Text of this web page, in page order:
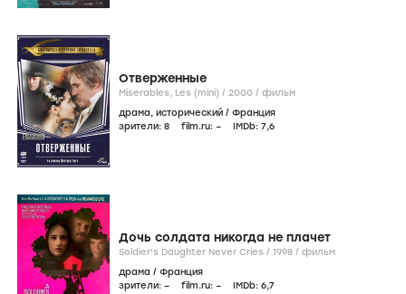
Отверженные
Miserables, Les (mini) / 2000 / фильм
драма, исторический / Франция
зрители: 8 film.ru: – IMDb: 7,6
Дочь солдата никогда не плачет
Soldier's Daughter Never Cries / 1998 / фильм
драма / Франция
зрители: – film.ru: – IMDb: 6,7